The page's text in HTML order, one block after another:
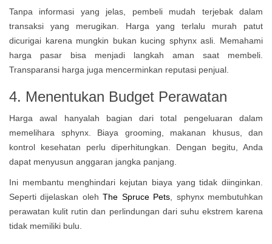
Tanpa informasi yang jelas, pembeli mudah terjebak dalam
transaksi yang merugikan. Harga yang terlalu murah patut
dicurigai karena mungkin bukan kucing sphynx asli. Memahami
harga pasar bisa menjadi langkah aman saat membeli.
Transparansi harga juga mencerminkan reputasi penjual.
4. Menentukan Budget Perawatan
Harga awal hanyalah bagian dari total pengeluaran dalam
memelihara sphynx. Biaya grooming, makanan khusus, dan
kontrol kesehatan perlu diperhitungkan. Dengan begitu, Anda
dapat menyusun anggaran jangka panjang.
Ini membantu menghindari kejutan biaya yang tidak diinginkan.
Seperti dijelaskan oleh The Spruce Pets , sphynx membutuhkan
perawatan kulit rutin dan perlindungan dari suhu ekstrem karena
tidak memiliki bulu.